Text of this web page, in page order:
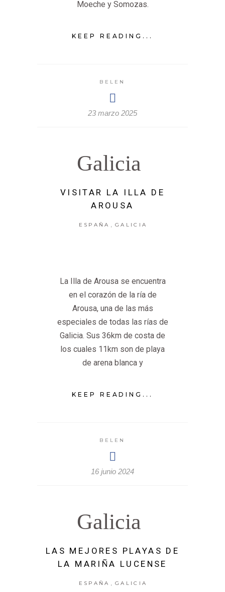
Moeche y Somozas.
KEEP READING...
BELEN
23 marzo 2025
Galicia
VISITAR LA ILLA DE
AROUSA
ESPAÑA , GALICIA
La Illa de Arousa se encuentra
en el corazón de la ría de
Arousa, una de las más
especiales de todas las rías de
Galicia. Sus 36km de costa de
los cuales 11km son de playa
de arena blanca y
KEEP READING...
BELEN
16 junio 2024
Galicia
LAS MEJORES PLAYAS DE
LA MARIÑA LUCENSE
ESPAÑA , GALICIA